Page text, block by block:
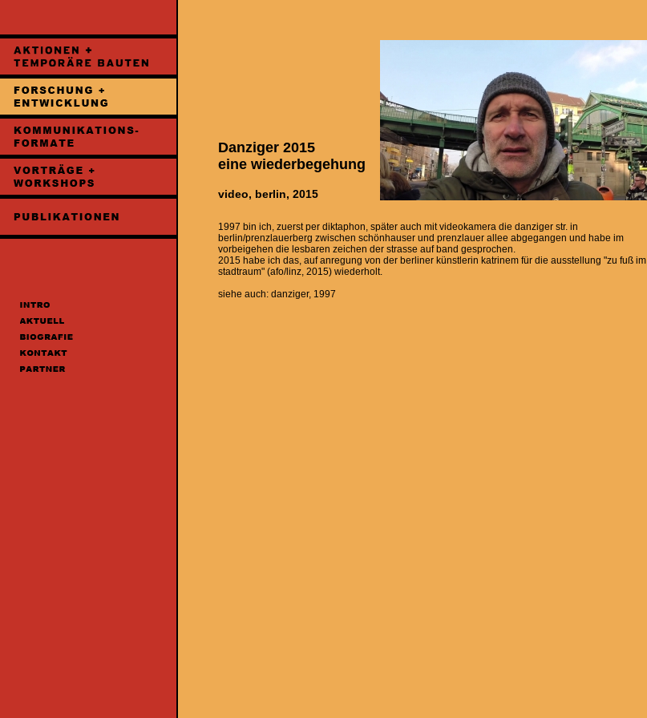
Danziger 2015
eine wiederbegehung
video, berlin, 2015
1997 bin ich, zuerst per diktaphon, später auch mit videokamera die danziger str. in
berlin/prenzlauerberg zwischen schönhauser und prenzlauer allee abgegangen und habe im
vorbeigehen die lesbaren zeichen der strasse auf band gesprochen.
2015 habe ich das, auf anregung von der berliner künstlerin katrinem für die ausstellung "zu fuß im
stadtraum" (afo/linz, 2015) wiederholt.
siehe auch: danziger, 1997